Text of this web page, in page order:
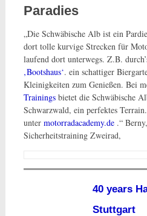
Paradies
„Die Schwäbische Alb ist ein
dort tolle kurvige Strecken für
laufend dort unterwegs. Z.B.
‚Bootshaus‘. ein schattiger
Kleinigkeiten zum Genießen. Bei
Trainingsbietet die Schwäbische
Schwarzwald, ein perfektes
unter motorradacademy.de.“
Sicherheitstraining Zweirad,
40 years
Stuttgart